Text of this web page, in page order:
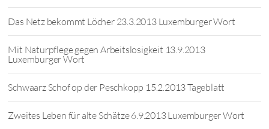
Das Netz bekommt Löcher 23.3.2013 Luxemburger Wort
Mit Naturpflege gegen Arbeitslosigkeit 13.9.2013
Luxemburger Wort
Schwaarz Schof op der Peschkopp 15.2.2013 Tageblatt
Zweites Leben für alte Schätze 6.9.2013 Luxemburger Wort